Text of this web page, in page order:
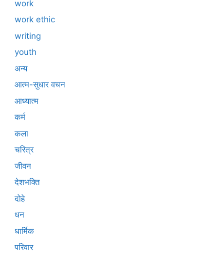
work
work ethic
writing
youth
अन्य
आत्म-सुधार वचन
आध्यात्म
कर्म
कला
चरित्र
जीवन
देशभक्ति
दोहे
धन
धार्मिक
परिवार